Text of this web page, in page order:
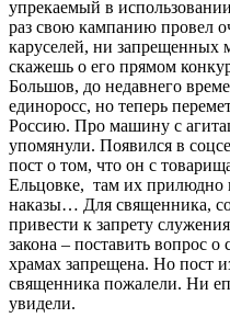
упрекаемый в
раз свою кампанию провел
каруселей, ни запрещенных
скажешь о его прямом
Большов, до недавнего
единоросс, но теперь
Россию. Про машину с
упомянули. Появился в
пост о том, что он с
Ельцовке, там их прилюдно
наказы… Для священника,
привести к запрету
закона – поставить вопрос
храмах запрещена. Но пост
священника пожалели. Ни
увидели.